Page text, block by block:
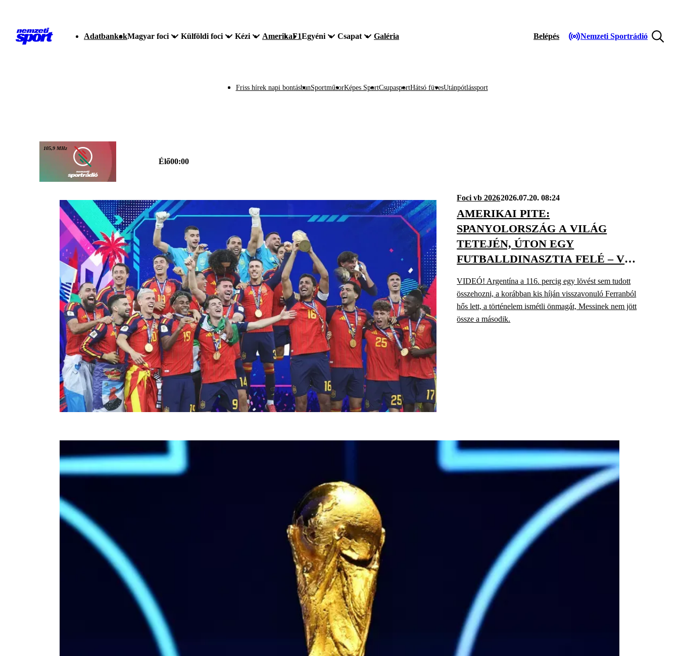
AdatbankokMagyar foci Külföldi foci Kézi AmerikaF1Egyéni Csapat Galéria Belépés Nemzeti Sportrádió
Friss hírek napi bontásbanSportműsorKépes SportCsupasportHátsó füvesUtánpótlássport
105,9 MHz
Élő00:00
Foci vb 20262026.07.20. 08:24
AMERIKAI PITE:
SPANYOLORSZÁG A VILÁG
TETEJÉN, ÚTON EGY
FUTBALLDINASZTIA FELÉ – VB-
KIBESZÉLŐ, DÖNTŐ
VIDEÓ! Argentína a 116. percig egy lövést sem tudott
összehozni, a korábban kis híján visszavonuló Ferranból
hős lett, a történelem ismétli önmagát, Messinek nem jött
össze a második.